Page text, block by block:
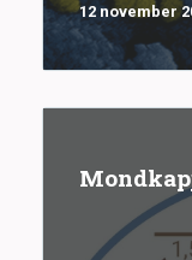
12 november